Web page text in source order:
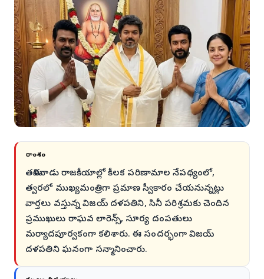
సారాంశం
తమిళనాడు రాజకీయాల్లో కీలక పరిణామాల నేపథ్యంలో,
త్వరలో ముఖ్యమంత్రిగా ప్రమాణ స్వీకారం చేయనున్నట్లు
వార్తలు వస్తున్న విజయ్ దళపతిని, సినీ పరిశ్రమకు చెందిన
ప్రముఖులు రాఘవ లారెన్స్, సూర్య దంపతులు
మర్యాదపూర్వకంగా కలిశారు. ఈ సందర్భంగా విజయ్
దళపతిని ఘనంగా సన్మానించారు.